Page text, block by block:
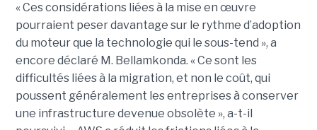
« Ces considérations liées à la mise en œuvre
pourraient peser davantage sur le rythme d’adoption
du moteur que la technologie qui le sous-tend », a
encore déclaré M. Bellamkonda. « Ce sont les
difficultés liées à la migration, et non le coût, qui
poussent généralement les entreprises à conserver
une infrastructure devenue obsolète », a-t-il